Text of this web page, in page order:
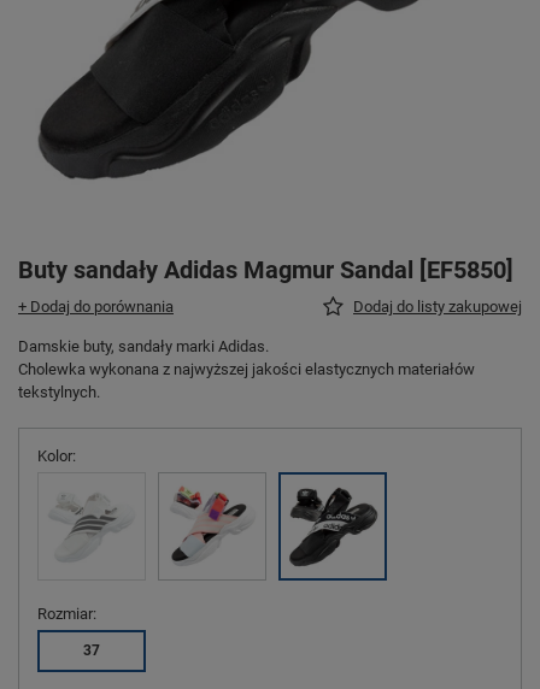
Buty sandały Adidas Magmur Sandal [EF5850]
+ Dodaj do porównania Dodaj do listy zakupowej
Damskie buty, sandały marki Adidas.
Cholewka wykonana z najwyższej jakości elastycznych materiałów
tekstylnych.
Kolor
Rozmiar
37